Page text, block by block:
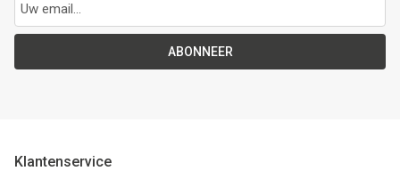
ABONNEER
Klantenservice